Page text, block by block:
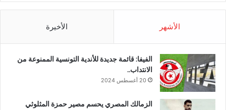
الأشهر الأخيرة
الفيفا: قائمة جديدة للأندية التونسية الممنوعة من
الانتداب..
20 أغسطس 2024
الزمالك المصري يحسم مصير حمزة المثلوثي